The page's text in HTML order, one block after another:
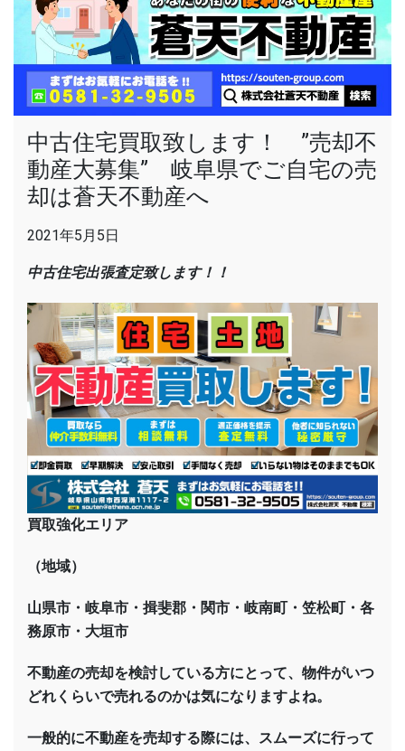
中古住宅買取致します！ ”売却不
動産大募集” 岐阜県でご自宅の売
却は蒼天不動産へ
2021年5月5日
中古住宅出張査定致します！！
買取強化エリア
（地域）
山県市・岐阜市・揖斐郡・関市・岐南町・笠松町・各
務原市・大垣市
不動産の売却を検討している方にとって、物件がいつ
どれくらいで売れるのかは気になりますよね。
一般的に不動産を売却する際には、スムーズに行って